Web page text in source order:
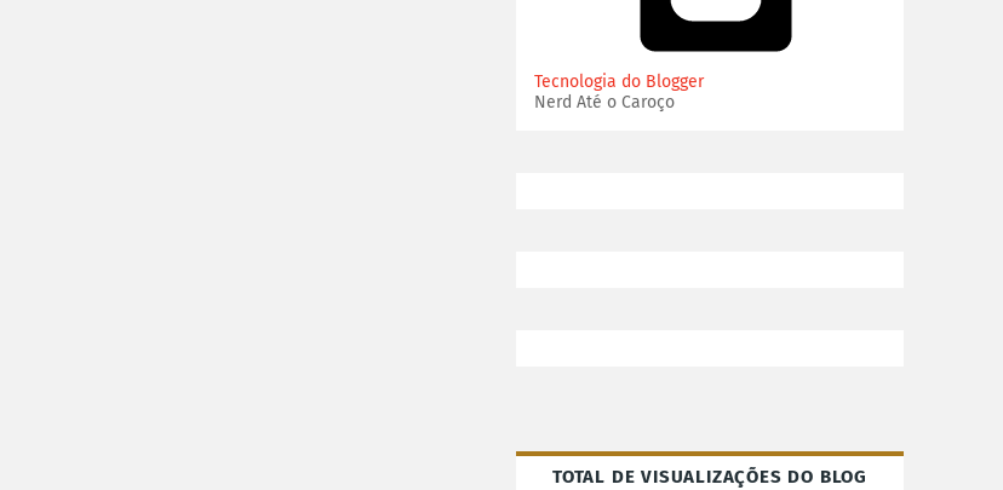
Tecnologia do Blogger
Nerd Até o Caroço
TOTAL DE VISUALIZAÇÕES DO BLOG